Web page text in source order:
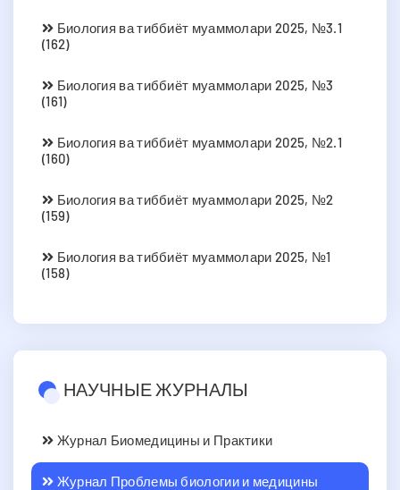
Биология ва тиббиёт муаммолари 2025, №3.1
(162)
Биология ва тиббиёт муаммолари 2025, №3
(161)
Биология ва тиббиёт муаммолари 2025, №2.1
(160)
Биология ва тиббиёт муаммолари 2025, №2
(159)
Биология ва тиббиёт муаммолари 2025, №1
(158)
НАУЧНЫЕ ЖУРНАЛЫ
Журнал Биомедицины и Практики
Журнал Проблемы биологии и медицины